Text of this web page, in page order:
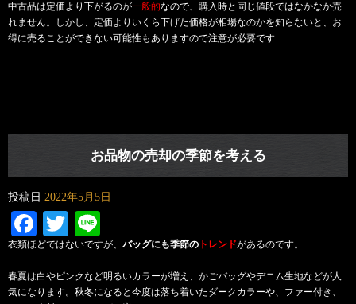
中古品は定価より下がるのが一般的なので、購入時と同じ値段ではなかなか売
れません。しかし、定価よりいくら下げた価格が相場なのかを知らないと、お
得に売ることができない可能性もありますので注意が必要です
お品物の売却の季節を考える
投稿日 2022年5月5日
Facebook
Twitter
衣類ほどではないですが、 バッグにも季節の トレンドがあるのです。
春夏は白やピンクなど明るいカラーが増え、かごバッグやデニム生地などが人
気になります。秋冬になると今度は落ち着いたダークカラーや、ファー付き、